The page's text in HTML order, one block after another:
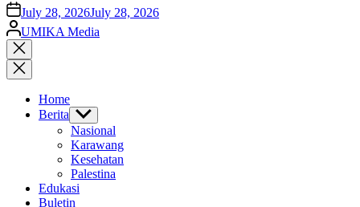
onJuly 28, 2026July 28, 2026
Posted
by
UMIKA Media
Close
search
Home
Berita Show
sub
menu
Nasional
Karawang
Kesehatan
Palestina
Edukasi
Buletin